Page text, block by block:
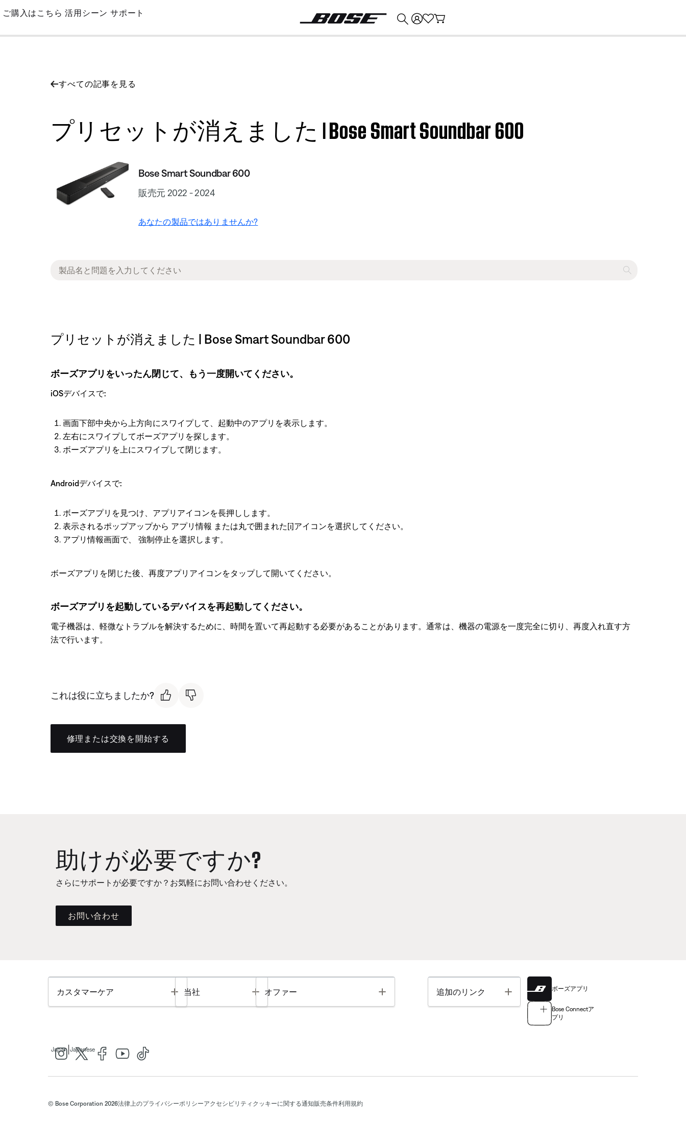
Skip
Main
ご購入はこちら 活用シーン サポート
すべての記事を見る
プリセットが消えました | Bose Smart Soundbar 600
Bose Smart Soundbar 600
販売元 2022 - 2024
あなたの製品ではありませんか?
プリセットが消えました | Bose Smart Soundbar 600
ボーズアプリをいったん閉じて、もう一度開いてください。
iOSデバイスで:
画面下部中央から上方向にスワイプして、起動中のアプリを表示します。
左右にスワイプしてボーズアプリを探します。
ボーズアプリを上にスワイプして閉じます。
Androidデバイスで:
ボーズアプリを見つけ、アプリアイコンを長押しします。
表示されるポップアップから アプリ情報 または丸で囲まれた[i]アイコンを選択してください。
アプリ情報画面で、 強制停止 を選択します。
ボーズアプリを閉じた後、再度アプリアイコンをタップして開いてください。
ボーズアプリを起動しているデバイスを再起動してください。
電子機器は、軽微なトラブルを解決するために、時間を置いて再起動する必要があることがあります。通常は、機器の電源を一度完全に切り、再度入れ直す方
法で行います。
これは役に立ちましたか?
修理または交換を開始する
助けが必要ですか?
さらにサポートが必要ですか？お気軽にお問い合わせください。
お問い合わせ
カスタマーケア Toggle
当社 Toggle
オファー Toggle 追加のリンク Toggle ボーズアプリ
Bose Connectア
プリ
Japan Japanese
© Bose Corporation 2026法律上のプライバシーポリシーアクセシビリティ クッキーに関する通知販売条件利用規約